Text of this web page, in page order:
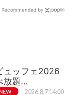
Recommended by
ュッフェ2026
放題…
2026.8.7 14:00